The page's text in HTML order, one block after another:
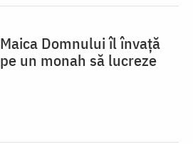
Maica Domnului îl învață
pe un monah să lucreze